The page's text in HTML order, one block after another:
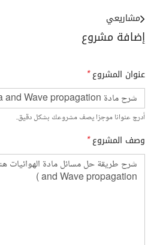
إضافة مشروع
مشاريعي
عنوان المشروع*
أدرج عنوانا موجزا يصف مشروعك بشكل دقيق.
وصف المشروع*